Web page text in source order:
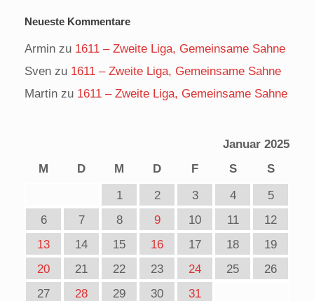
Neueste Kommentare
Armin zu 1611 – Zweite Liga, Gemeinsame Sahne
Sven zu 1611 – Zweite Liga, Gemeinsame Sahne
Martin zu 1611 – Zweite Liga, Gemeinsame Sahne
Januar 2025
M
D M D F S
S
1
2 3 4
5
6
7 8 9 10 11
12
13
14 15 16 17 18
19
20
21 22 23 24 25
26
27
28 29 30
31